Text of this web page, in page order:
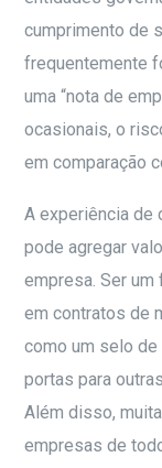
cumprimento de
frequentemente
uma “nota de
ocasionais, o
em comparação
A experiência de
pode agregar
empresa. Ser um
em contratos de
como um selo
portas para
Além disso,
empresas de